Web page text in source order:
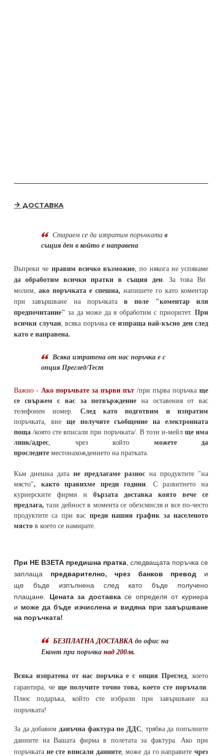
ДОСТАВКА
Стараем се да изпратим поръчката в
същия ден в който е направена
Въпреки че правим всичко възможно, по някога не успяваме
да обработим всички пратки в същия ден. За това Ви
молим, ако поръчката е спешна, напишете го като коментар
при завършване на поръчкатав поле "коментар или
предпочитание" за да може да я обработим с приоритет. При
всички случаи, всяка поръчка се изпраща най-късно ден след
като е направена.
Всяка изпратена от нас поръчка е с
опция Преглед/Тест
Важно - Ако поръчвате за първи път /при първа поръчка ще
се свържем с вас за потвърждение на оставения от вас
телефонен номер. След като подготвим и изпратим
поръчката, вие ще получите съобщение на електронната
поща /която сте вписали при поръчката/. В този и-мейл ще има
линк/адрес, чрез който можете да
проследите местонахождението на пратката.
Към днешна дата не предлагаме разнос на продуктите "на
място", както правихме преди години. С развитието на
куриерските фирми и бързата доставка която вече се
предлага, тази дейност в момента се обезсмисля и все по-често
продуктите са при вас преди нашия график за населеното
място в което се намирате.
При НЕ ВЗЕТА предишна пратка, следващата поръчка се
заплаща предварително, чрез банков превод и
ще бъде изпълнена след като бъде получено
плащане. Цената за доставкасе определя от куриера
и може да бъде изчислена и видяна при завършване
на поръчката!
БЕЗПЛАТНА ДОСТАВКА до офис на
Еконт при поръчка над 200лв.
Всяка изпратена от нас поръчка е с опция Преглед, което
гарантира, че ще получите точно това, което сте поръчали.
Плюс подаръка, който сте избрали при завършване на
поръчката!
За да добавим данъчна фактура по ДДС, трябва да попълните
данните на Вашата фирма в полетата за фактура. Ако при
поръчката не сте вписали данните, може да го направитечрез